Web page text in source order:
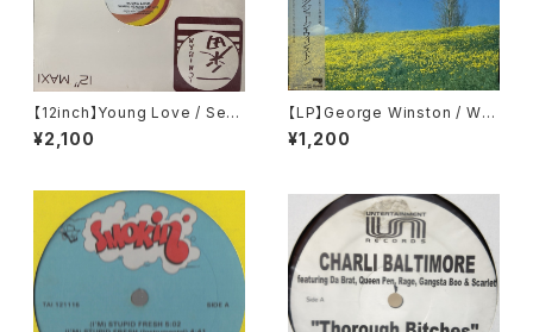
【12inch】Young Love / Sexu
al Healing Rap
¥2,100
【LP】George Winston / Win
ter Into Spring
¥1,200